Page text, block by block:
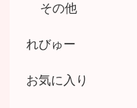
その他
れびゅー
お気に入り